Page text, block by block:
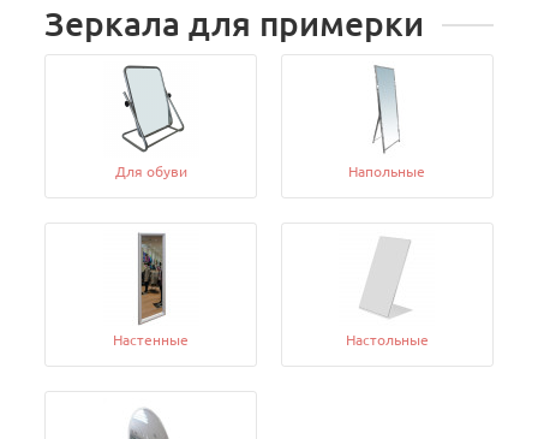
Зеркала для примерки
Для обуви Напольные
Настенные Настольные